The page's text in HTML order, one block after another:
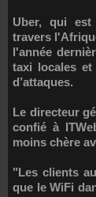
Uber, qui est
travers
l'année
taxi locales
d’attaques.
Le directeur
confié à
moins chère
"Les clients
que le WiFi